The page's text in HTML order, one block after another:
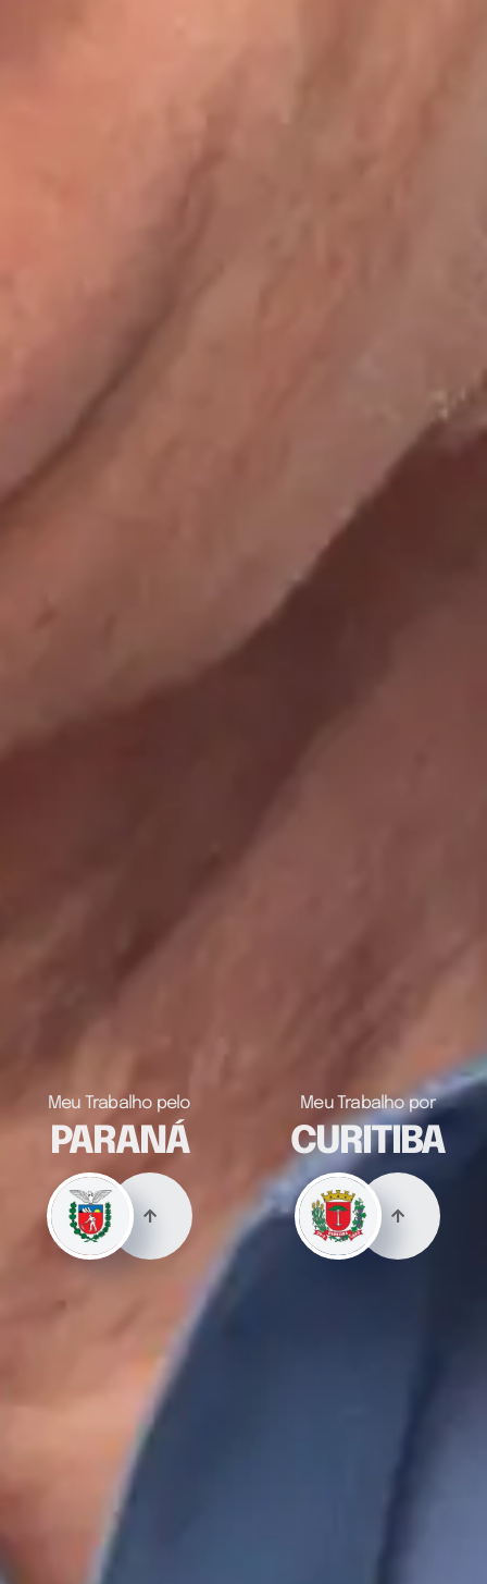
Meu Trabalho pelo
PARANÁ
Meu Trabalho por
CURITIBA